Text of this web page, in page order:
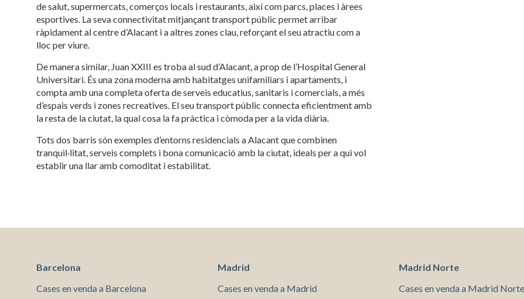
de salut, supermercats, comerços locals i restaurants, així com parcs, places i àrees
esportives. La seva connectivitat mitjançant transport públic permet arribar
ràpidament al centre d’Alacant i a altres zones clau, reforçant el seu atractiu com a
lloc per viure.
De manera similar, Juan XXIII es troba al sud d’Alacant, a prop de l’Hospital General
Universitari. És una zona moderna amb habitatges unifamiliars i apartaments, i
compta amb una completa oferta de serveis educatius, sanitaris i comercials, a més
d’espais verds i zones recreatives. El seu transport públic connecta eficientment amb
la resta de la ciutat, la qual cosa la fa pràctica i còmoda per a la vida diària.
Tots dos barris són exemples d’entorns residencials a Alacant que combinen
tranquil·litat, serveis complets i bona comunicació amb la ciutat, ideals per a qui vol
establir una llar amb comoditat i estabilitat.
Barcelona
Cases en venda a Barcelona
Madrid
Cases en venda a Madrid
Madrid Norte
Cases en venda a Madrid Norte
Modificar cookies
Aquest lloc web utilitza cookies pròpies per recopilar informació amb la finalitat
millorar els nostres serveis. Si continua navegant, suposa l'acceptació de la
de les mateixes. L'usuari té la possibilitat de configurar el navegador podent, si
desitja, impedir que siguin instal·lades al disc dur, encara que haurà de tenir en
compte que aquesta acció podrà ocasionar dificultats de navegació de la
Permeten fer el seguiment i l'anàlisi del comportament dels usuaris d'aquest
La informació recollida mitjançant aquest tipus de cookies s'utilitza en el
Marketing i publicitat
dels seus hàbits de navegació. Gràcies a elles, podem conèixer els hàbits de
l'usuari.